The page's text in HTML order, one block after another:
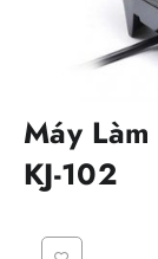
Máy
KJ-102